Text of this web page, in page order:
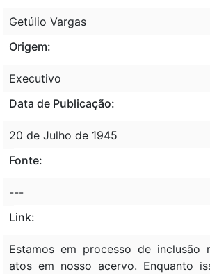
Getúlio Vargas
Origem:
Executivo
Data de Publicação:
20 de Julho de 1945
Fonte:
---
Link:
Estamos em processo de inclusão
atos em nosso acervo. Enquanto